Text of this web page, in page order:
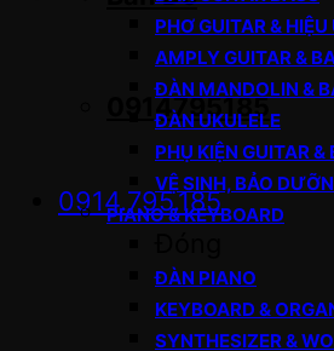
0914795185
0914.795.185
PHƠ GUITAR &
AMPLY GUITAR &
ĐÀN MANDOLIN &
ĐÀN UKULELE
PHỤ KIỆN GUITAR &
VỆ SINH, BẢO
PIANO & KEYBOARD
ĐÀN PIANO
KEYBOARD &
SYNTHESIZER &